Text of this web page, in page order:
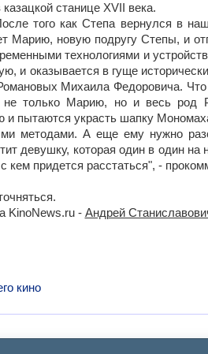
станице XVII века.
того как Степа вернулся в
Марию, новую подругу Степы, и
технологиями и
и оказывается в гуще
Михаила Федоровича.
не только Марию, но и весь род
и пытаются украсть шапку
методами. А еще ему нужно
девушку, которая один в один на
придется расстаться", -
KinoNews.ru - Андрей
кино